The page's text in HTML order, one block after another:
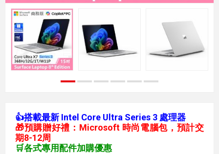
👍搭載最新 Intel Core Ultra Series 3 處理器
🎁預購贈好禮：Microsoft 時尚電腦包，預計交
期8-12周
🛒各式專用配件加購優惠